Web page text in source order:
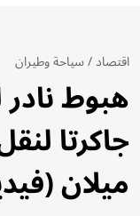
اقتصاد/سياحة وطيران
جاكرتا
ميلان